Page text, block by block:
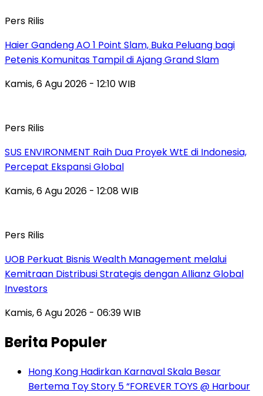
Pers Rilis
Haier Gandeng AO 1 Point Slam, Buka Peluang bagi
Petenis Komunitas Tampil di Ajang Grand Slam
Kamis, 6 Agu 2026 - 12:10 WIB
Pers Rilis
SUS ENVIRONMENT Raih Dua Proyek WtE di Indonesia,
Percepat Ekspansi Global
Kamis, 6 Agu 2026 - 12:08 WIB
Pers Rilis
UOB Perkuat Bisnis Wealth Management melalui
Kemitraan Distribusi Strategis dengan Allianz Global
Investors
Kamis, 6 Agu 2026 - 06:39 WIB
Berita Populer
Hong Kong Hadirkan Karnaval Skala Besar
Bertema Toy Story 5 “FOREVER TOYS @ Harbour